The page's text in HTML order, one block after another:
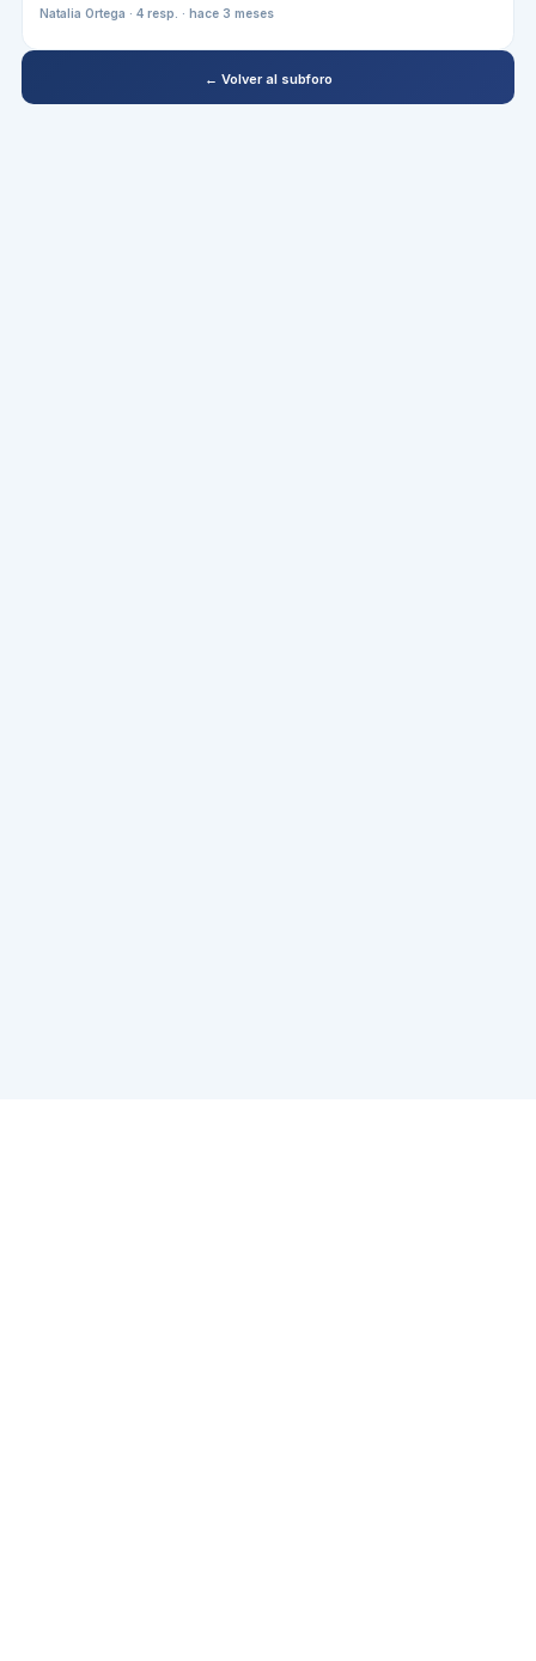
Natalia Ortega · 4resp. · hace 3 meses
← Volver al subforo